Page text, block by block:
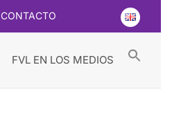
CONTACTO
FVL EN LOS MEDIOS